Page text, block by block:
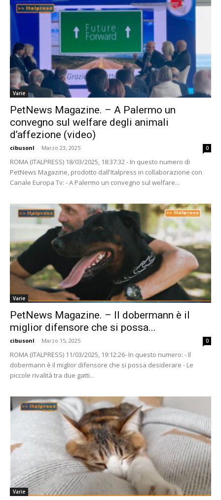
Varie
PetNews Magazine. – A Palermo un
convegno sul welfare degli animali
d’affezione (video)
cibusonl - Marzo 23, 2025 0
ROMA (ITALPRESS) 18/03/2025, 18:37:32 - In questo numero di
PetNews Magazine, prodotto dall'Italpress in collaborazione con
Canale Europa Tv: - A Palermo un convegno sul welfare...
Varie
PetNews Magazine. – Il dobermann è il
miglior difensore che si possa...
cibusonl - Marzo 15, 2025 0
ROMA (ITALPRESS) 11/03/2025, 19:12:26- In questo numero: - Il
dobermann è il miglior difensore che si possa desiderare - Le
piccole rivalità tra due gatti...
Varie